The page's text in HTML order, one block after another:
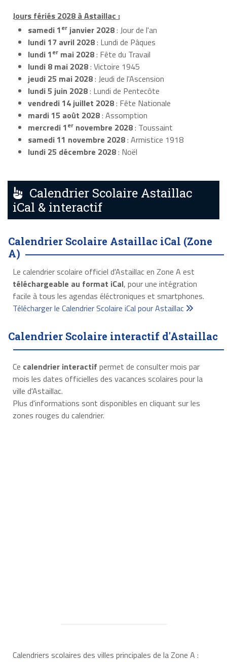
Jours fériés 2028 à Astaillac :
samedi 1er janvier 2028: Jour de l'an
lundi 17 avril 2028: Lundi de Pâques
lundi 1er mai 2028: Fête du Travail
lundi 8 mai 2028: Victoire 1945
jeudi 25 mai 2028: Jeudi de l'Ascension
lundi 5 juin 2028: Lundi de Pentecôte
vendredi 14 juillet 2028: Fête Nationale
mardi 15 août 2028: Assomption
mercredi 1er novembre 2028: Toussaint
samedi 11 novembre 2028: Armistice 1918
lundi 25 décembre 2028: Noël
Calendrier Scolaire Astaillac
iCal & interactif
Calendrier Scolaire Astaillac iCal (Zone
A)
Le calendrier scolaire officiel d'Astaillac en Zone A est
téléchargeable au format iCal, pour une intégration
facile à tous les agendas éléctroniques et smartphones.
Télécharger le Calendrier Scolaire iCal pour Astaillac
Calendrier Scolaire interactif d'Astaillac
Ce calendrier interactif permet de consulter mois par
mois les dates officielles des vacances scolaires pour la
ville d'Astaillac.
Plus d'informations sont disponibles en cliquant sur les
zones rouges du calendrier.
Calendriers scolaires des villes principales de la Zone A :